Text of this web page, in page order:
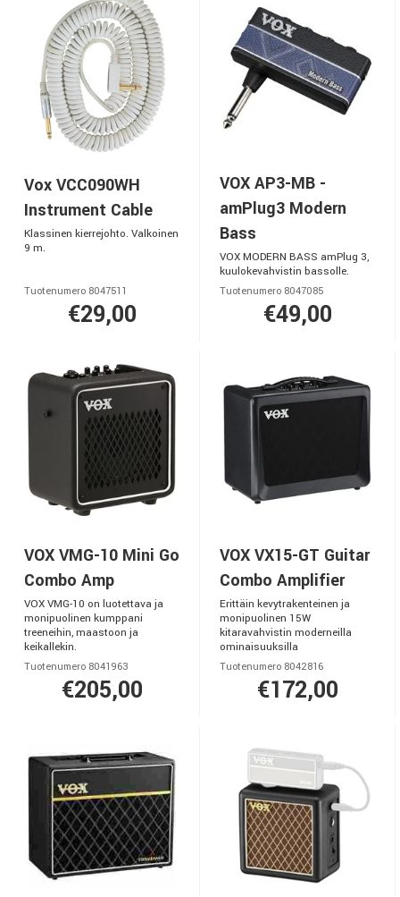
Vox VCC090WH
Instrument Cable
Klassinen kierrejohto. Valkoinen
9 m.
Tuotenumero 8047511
€29,00
VOX AP3-MB -
amPlug3 Modern
Bass
VOX MODERN BASS amPlug 3,
kuulokevahvistin bassolle.
Tuotenumero 8047085
€49,00
VOX VMG-10 Mini Go
Combo Amp
VOX VMG-10 on luotettava ja
monipuolinen kumppani
treeneihin, maastoon ja
keikallekin.
Tuotenumero 8041963
€205,00
VOX VX15-GT Guitar
Combo Amplifier
Erittäin kevytrakenteinen ja
monipuolinen 15W
kitaravahvistin moderneilla
ominaisuuksilla
Tuotenumero 8042816
€172,00